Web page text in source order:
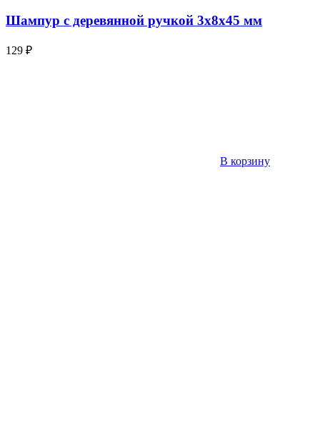
Шампур с деревянной ручкой 3х8х45 мм
129 ₽
В корзину